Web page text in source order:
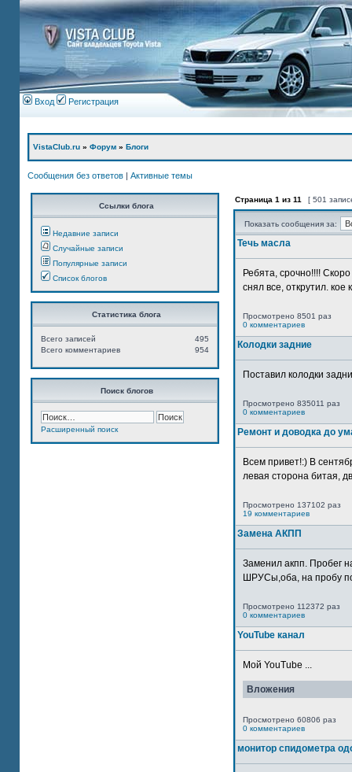
Вход Регистрация
VistaClub.ru » Форум » Блоги
Сообщения без ответов | Активные темы
Ссылки блога
Недавние записи
Случайные записи
Популярные записи
Список блогов
Статистика блога
495
Всего записей
954
Всего комментариев
Поиск блогов
Расширенный поиск
Страница 1 из 11 [ 501
Показать сообщения за:
Течь масла
Ребята, срочно!!!!
снял все, открутил. кое
Просмотрено 8501 раз
0 комментариев
Колодки задние
Поставил колодки
Просмотрено 835011 раз
0 комментариев
Ремонт и доводка до
Всем привет!:) В
левая сторона битая,
Просмотрено 137102 раз
19 комментариев
Замена АКПП
Заменил акпп. Пробег
ШРУСы,оба, на пробу
Просмотрено 112372 раз
0 комментариев
YouTube канал
Мой YouTube ...
Вложения
Просмотрено 60806 раз
0 комментариев
монитор спидометра